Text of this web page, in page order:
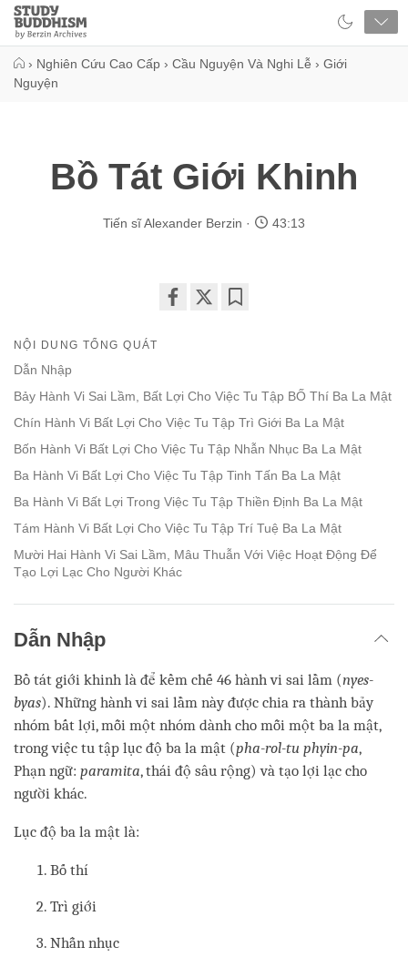
Close
Study
Buddhism
› Nghiên Cứu Cao Cấp › Cầu Nguyện Và Nghi Lễ › Giới
Nguyện
Bồ Tát Giới Khinh
Tiến sĩ Alexander Berzin 43:13
NỘI DUNG TỔNG QUÁT
Dẫn Nhập
Bảy Hành Vi Sai Lầm, Bất Lợi Cho Việc Tu Tập BỐ Thí Ba La Mật
Chín Hành Vi Bất Lợi Cho Việc Tu Tập Trì Giới Ba La Mật
Bốn Hành Vi Bất Lợi Cho Việc Tu Tập Nhẫn Nhục Ba La Mật
Ba Hành Vi Bất Lợi Cho Việc Tu Tập Tinh Tấn Ba La Mật
Ba Hành Vi Bất Lợi Trong Việc Tu Tập Thiền Định Ba La Mật
Tám Hành Vi Bất Lợi Cho Việc Tu Tập Trí Tuệ Ba La Mật
Mười Hai Hành Vi Sai Lầm, Mâu Thuẫn Với Việc Hoạt Động Để
Tạo Lợi Lạc Cho Người Khác
Dẫn Nhập
Bồ tát giới khinh là để kềm chế 46 hành vi sai lầm (nyes-
byas). Những hành vi sai lầm này được chia ra thành bảy
nhóm bất lợi, mỗi một nhóm dành cho mỗi một ba la mật,
trong việc tu tập lục độ ba la mật (pha-rol-tu phyin-pa,
Phạn ngữ: paramita, thái độ sâu rộng) và tạo lợi lạc cho
người khác.
Lục độ ba la mật là:
Bố thí
Trì giới
Nhẫn nhục